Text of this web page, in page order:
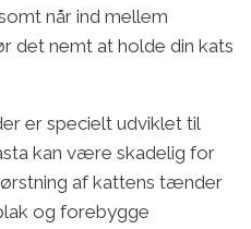
når ind mellem
det nemt at holde din kats
er specielt udviklet til
kan være skadelig for
af kattens tænder
og forebygge